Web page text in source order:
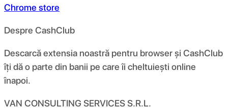
Chrome store
Despre CashClub
Descarcă extensia noastră pentru browser și CashClub
îți dă o parte din banii pe care îi cheltuiești online
înapoi.
VAN CONSULTING SERVICES S.R.L.